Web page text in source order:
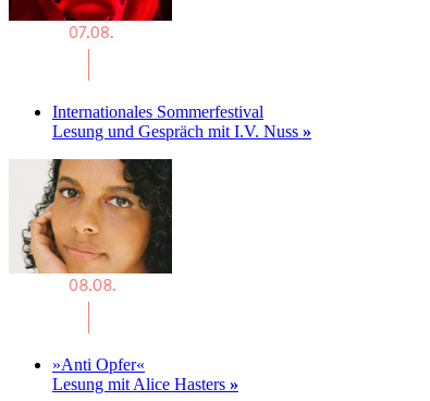
Internationales Sommerfestival
Lesung und Gespräch mit I.V. Nuss »
»Anti Opfer«
Lesung mit Alice Hasters »